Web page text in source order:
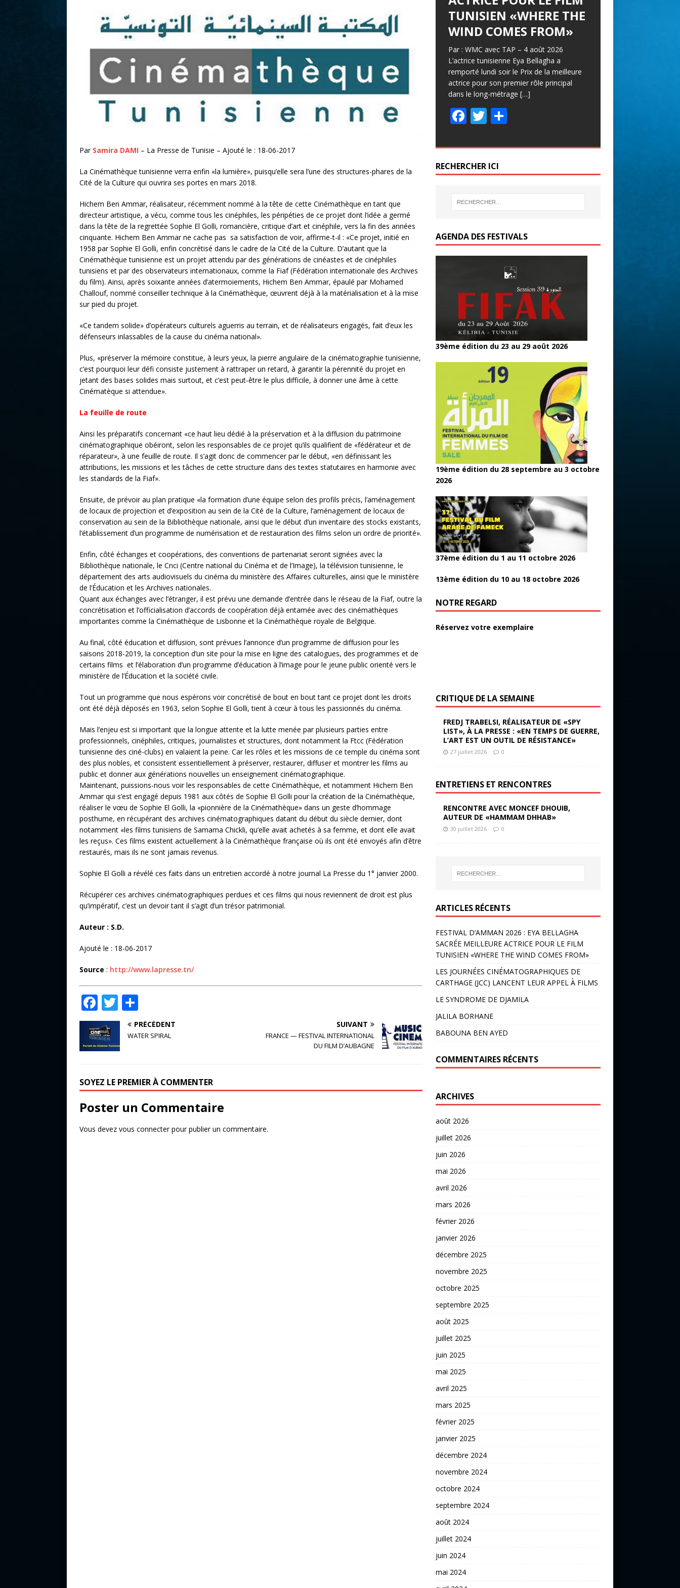
Par Samira DAMI – La Presse de Tunisie – Ajouté le : 18-06-2017
La Cinémathèque tunisienne verra enfin «la lumière», puisqu’elle sera l’une des structures-phares de la
Cité de la Culture qui ouvrira ses portes en mars 2018.
Hichem Ben Ammar, réalisateur, récemment nommé à la tête de cette Cinémathèque en tant que
directeur artistique, a vécu, comme tous les cinéphiles, les péripéties de ce projet dont l’idée a germé
dans la tête de la regrettée Sophie El Golli, romancière, critique d’art et cinéphile, vers la fin des années
cinquante. Hichem Ben Ammar ne cache pas sa satisfaction de voir, affirme-t-il : «Ce projet, initié en
1958 par Sophie El Golli, enfin concrétisé dans le cadre de la Cité de la Culture. D’autant que la
Cinémathèque tunisienne est un projet attendu par des générations de cinéastes et de cinéphiles
tunisiens et par des observateurs internationaux, comme la Fiaf (Fédération internationale des Archives
du film). Ainsi, après soixante années d’atermoiements, Hichem Ben Ammar, épaulé par Mohamed
Challouf, nommé conseiller technique à la Cinémathèque, œuvrent déjà à la matérialisation et à la mise
sur pied du projet.
«Ce tandem solide» d’opérateurs culturels aguerris au terrain, et de réalisateurs engagés, fait d’eux les
défenseurs inlassables de la cause du cinéma national».
Plus, «préserver la mémoire constitue, à leurs yeux, la pierre angulaire de la cinématographie tunisienne,
c’est pourquoi leur défi consiste justement à rattraper un retard, à garantir la pérennité du projet en
jetant des bases solides mais surtout, et c’est peut-être le plus difficile, à donner une âme à cette
Cinématèque si attendue».
La feuille de route
Ainsi les préparatifs concernant «ce haut lieu dédié à la préservation et à la diffusion du patrimoine
cinématographique obéiront, selon les responsables de ce projet qu’ils qualifient de «fédérateur et de
réparateur», à une feuille de route. Il s’agit donc de commencer par le début, «en définissant les
attributions, les missions et les tâches de cette structure dans des textes statutaires en harmonie avec
les standards de la Fiaf».
Ensuite, de prévoir au plan pratique «la formation d’une équipe selon des profils précis, l’aménagement
de locaux de projection et d’exposition au sein de la Cité de la Culture, l’aménagement de locaux de
conservation au sein de la Bibliothèque nationale, ainsi que le début d’un inventaire des stocks existants,
l’établissement d’un programme de numérisation et de restauration des films selon un ordre de priorité».
Enfin, côté échanges et coopérations, des conventions de partenariat seront signées avec la
Bibliothèque nationale, le Cnci (Centre national du Cinéma et de l’Image), la télévision tunisienne, le
département des arts audiovisuels du cinéma du ministère des Affaires culturelles, ainsi que le ministère
de l’Éducation et les Archives nationales.
Quant aux échanges avec l’étranger, il est prévu une demande d’entrée dans le réseau de la Fiaf, outre la
concrétisation et l’officialisation d’accords de coopération déjà entamée avec des cinémathèques
importantes comme la Cinémathèque de Lisbonne et la Cinémathèque royale de Belgique.
Au final, côté éducation et diffusion, sont prévues l’annonce d’un programme de diffusion pour les
saisons 2018-2019, la conception d’un site pour la mise en ligne des catalogues, des programmes et de
certains films et l’élaboration d’un programme d’éducation à l’image pour le jeune public orienté vers le
ministère de l’Éducation et la société civile.
Tout un programme que nous espérons voir concrétisé de bout en bout tant ce projet dont les droits
ont été déjà déposés en 1963, selon Sophie El Golli, tient à cœur à tous les passionnés du cinéma.
Mais l’enjeu est si important que la longue attente et la lutte menée par plusieurs parties entre
professionnels, cinéphiles, critiques, journalistes et structures, dont notamment la Ftcc (Fédération
tunisienne des ciné-clubs) en valaient la peine. Car les rôles et les missions de ce temple du cinéma sont
des plus nobles, et consistent essentiellement à préserver, restaurer, diffuser et montrer les films au
public et donner aux générations nouvelles un enseignement cinématographique.
Maintenant, puissions-nous voir les responsables de cette Cinémathèque, et notamment Hichem Ben
Ammar qui s’est engagé depuis 1981 aux côtés de Sophie El Golli pour la création de la Cinémathèque,
réaliser le vœu de Sophie El Golli, la «pionnière de la Cinémathèque» dans un geste d’hommage
posthume, en récupérant des archives cinématographiques datant du début du siècle dernier, dont
notamment «les films tunisiens de Samama Chickli, qu’elle avait achetés à sa femme, et dont elle avait
les reçus». Ces films existent actuellement à la Cinémathèque française où ils ont été envoyés afin d’être
restaurés, mais ils ne sont jamais revenus.
Sophie El Golli a révélé ces faits dans un entretien accordé à notre journal La Presse du 1° janvier 2000.
Récupérer ces archives cinématographiques perdues et ces films qui nous reviennent de droit est plus
qu’impératif, c’est un devoir tant il s’agit d’un trésor patrimonial.
Auteur : S.D.
Ajouté le : 18-06-2017
Source : http://www.lapresse.tn/
F
a
c
e
o
o
k
T
w
it
te
ar
ta
r
PRÉCÉDENT
WATER SPIRAL
SUIVANT
FRANCE — FESTIVAL INTERNATIONAL
DU FILM D’AUBAGNE
SOYEZ LE PREMIER À COMMENTER
Poster un Commentaire
Vous devez vous connecterpour publier un commentaire.
TUNISIEN «WHERE THE
WIND COMES FROM»
Par : WMC avec TAP – 4 août 2026
L’actrice tunisienne Eya Bellagha a
remporté lundi soir le Prix de la meilleure
actrice pour son premier rôle principal
dans le long-métrage […]
F
e
b
o
o
T
itt
er
P
ta
er
RECHERCHER ICI
AGENDA DES FESTIVALS
39ème édition du 23 au 29 août 2026
19ème édition du 28 septembre au 3 octobre
2026
37ème édition du 1 au 11 octobre 2026
13ème édition du 10 au 18 octobre 2026
NOTRE REGARD
Réservez votre exemplaire
CRITIQUE DE LA SEMAINE
FREDJ TRABELSI, RÉALISATEUR DE «SPY
LIST», À LA PRESSE : «EN TEMPS DE GUERRE,
L’ART EST UN OUTIL DE RÉSISTANCE»
27 juillet 2026 0
ENTRETIENS ET RENCONTRES
RENCONTRE AVEC MONCEF DHOUIB,
AUTEUR DE «HAMMAM DHHAB»
30 juillet 2026 0
ARTICLES RÉCENTS
FESTIVAL D’AMMAN 2026 : EYA BELLAGHA
SACRÉE MEILLEURE ACTRICE POUR LE FILM
TUNISIEN «WHERE THE WIND COMES FROM»
LES JOURNÉES CINÉMATOGRAPHIQUES DE
CARTHAGE (JCC) LANCENT LEUR APPEL À FILMS
LE SYNDROME DE DJAMILA
JALILA BORHANE
BABOUNA BEN AYED
COMMENTAIRES RÉCENTS
ARCHIVES
août 2026
juillet 2026
juin 2026
mai 2026
avril 2026
mars 2026
février 2026
janvier 2026
décembre 2025
novembre 2025
octobre 2025
septembre 2025
août 2025
juillet 2025
juin 2025
mai 2025
avril 2025
mars 2025
février 2025
janvier 2025
décembre 2024
novembre 2024
octobre 2024
septembre 2024
août 2024
juillet 2024
juin 2024
mai 2024